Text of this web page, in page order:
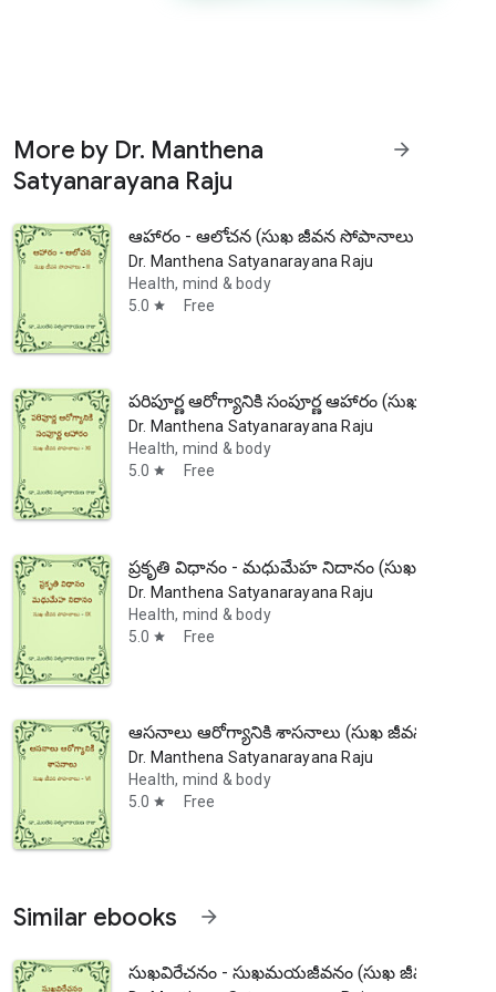
medicine.
More by Dr. Manthena
Satyanarayana Raju
arrow_forward
ఆహారం - ఆలోచన (సుఖ జీవన సోపానాలు - 2)
Dr. Manthena Satyanarayana Raju
Health, mind & body
5.0 star Free
పరిపూర్ణ ఆరోగ్యానికి సంపూర్ణ ఆహారం (సుఖ జీవన
Dr. Manthena Satyanarayana Raju
Health, mind & body
5.0 star Free
ప్రకృతి విధానం - మధుమేహ నిదానం (సుఖ జీవన
Dr. Manthena Satyanarayana Raju
Health, mind & body
5.0 star Free
ఆసనాలు ఆరోగ్యానికి శాసనాలు (సుఖ జీవన
Dr. Manthena Satyanarayana Raju
Health, mind & body
5.0 star Free
Similar ebooks arrow_forward
సుఖవిరేచనం - సుఖమయజీవనం (సుఖ జీవన